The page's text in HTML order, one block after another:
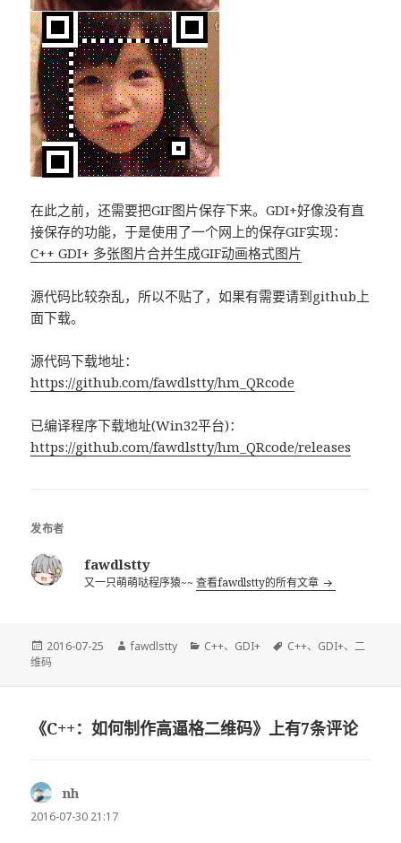
在此之前，还需要把GIF图片保存下来。GDI+好像没有直
接保存的功能，于是使用了一个网上的保存GIF实现：
C++ GDI+ 多张图片合并生成GIF动画格式图片
源代码比较杂乱，所以不贴了，如果有需要请到github上
面下载。
源代码下载地址：
https://github.com/fawdlstty/hm_QRcode
已编译程序下载地址(Win32平台)：
https://github.com/fawdlstty/hm_QRcode/releases
发布者
fawdlstty
又一只萌萌哒程序猿~~查看fawdlstty的所有文章
发
布
2016-07-25
作
fawdlstty
分
C++、 GDI+
标
C++、 GDI+、二
维码
《C++：如何制作高逼格二维码》上有7条评论
nh
道：
2016-07-30 21:17